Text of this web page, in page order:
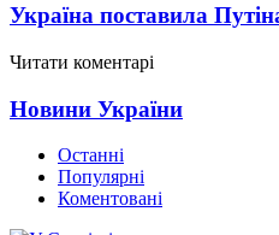
Україна поставила
Читати коментарі
Новини України
Останні
Популярні
Коментовані